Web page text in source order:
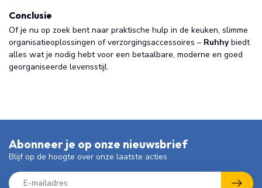
Conclusie
Of je nu op zoek bent naar praktische hulp in de keuken, slimme
organisatieoplossingen of verzorgingsaccessoires – Ruhhybiedt
alles wat je nodig hebt voor een betaalbare, moderne en goed
georganiseerde levensstijl.
Abonneer je op onze nieuwsbrief
Blijf op de hoogte over onze laatste acties